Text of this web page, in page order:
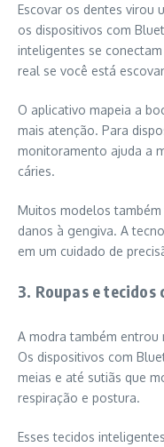
Escovar os dentes virou
os dispositivos com
inteligentes se
real se você está
O aplicativo mapeia a
mais atenção. Para
monitoramento ajuda a
cáries.
Muitos modelos
danos à gengiva. A
em um cuidado de
3. Roupas e
A modra também entrou
Os dispositivos com
meias e até sutiãs que
respiração e postura.
Esses tecidos